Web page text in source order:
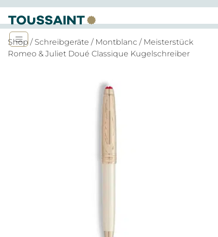
Shop / Schreibgeräte / Montblanc / Meisterstück
Romeo & Juliet Doué Classique Kugelschreiber